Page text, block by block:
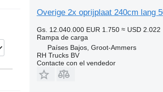
Overige 2x oprijplaat 240cm lang
Gs. 12.040.000 EUR 1.750 ≈ USD 2.022
Rampa de carga
Países Bajos, Groot-Ammers
RH Trucks BV
Contacte con el vendedor